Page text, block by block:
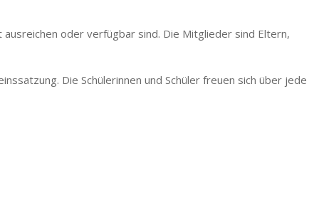
oder verfügbar sind. Die Mitglieder sind Eltern,
Die Schülerinnen und Schüler freuen sich über jede